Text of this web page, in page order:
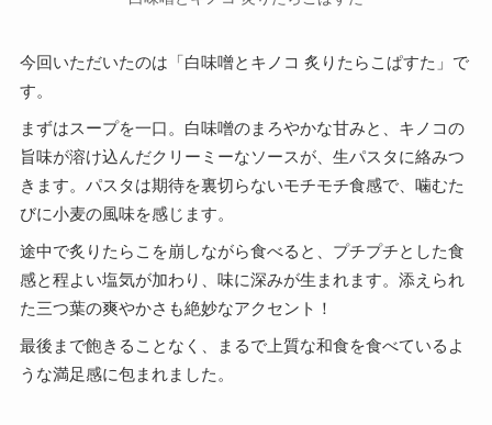
今回いただいたのは「白味噌とキノコ 炙りたらこぱすた」で
す。
まずはスープを一口。白味噌のまろやかな甘みと、キノコの
旨味が溶け込んだクリーミーなソースが、生パスタに絡みつ
きます。パスタは期待を裏切らないモチモチ食感で、噛むた
びに小麦の風味を感じます。
途中で炙りたらこを崩しながら食べると、プチプチとした食
感と程よい塩気が加わり、味に深みが生まれます。添えられ
た三つ葉の爽やかさも絶妙なアクセント！
最後まで飽きることなく、まるで上質な和食を食べているよ
うな満足感に包まれました。